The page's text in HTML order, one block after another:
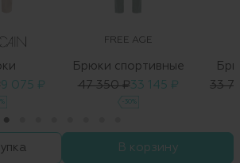
9 075 ₽
FREE AGE
Брюки спортивные
47 350 ₽33 145 ₽
-30%
33
В корзину